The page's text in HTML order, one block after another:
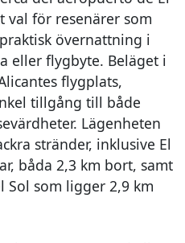
val för resenärer som
övernattning i
eller flygbyte. Beläget i
flygplats,
tillgång till både
Lägenheten
stränder, inklusive El
båda 2,3 km bort, samt
Sol som ligger 2,9 km